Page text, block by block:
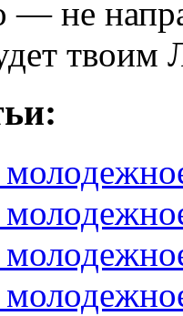
— не